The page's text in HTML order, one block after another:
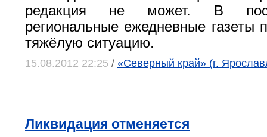
редакция не может. В
региональные ежедневные газеты
тяжёлую ситуацию.
15.08.2012 22:25 / «Северный край» (г.
Ликвидация отменяется